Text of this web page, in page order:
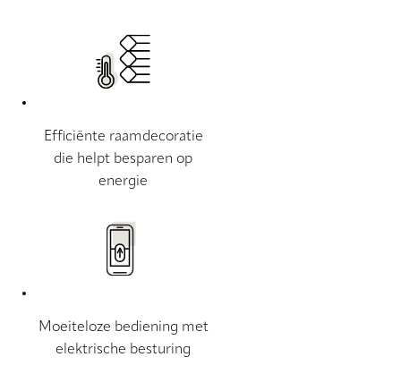
Efficiënte raamdecoratie
die helpt besparen op
energie
Moeiteloze bediening met
elektrische besturing